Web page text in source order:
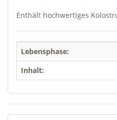
Enthält hochwertiges
Lebensphase:
Inhalt: